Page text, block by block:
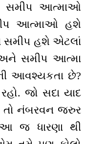
સમીપ આત્માઓ
આત્માઓ હશે
સમીપ હશે એટલાં
સમીપ આત્મા
આવશ્યકતા છે?
જો સદા યાદ
તો નંબરવન જરુર
જ ધારણા થી